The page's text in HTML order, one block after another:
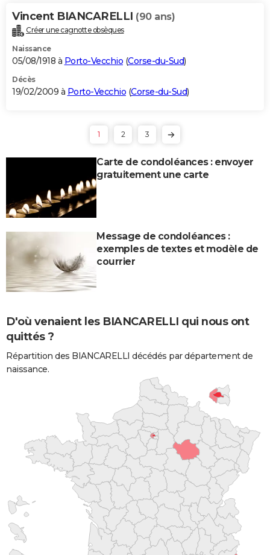
Vincent BIANCARELLI (90 ans)
Créer une cagnotte obsèques
Naissance
05/08/1918 à Porto-Vecchio (Corse-du-Sud)
Décès
19/02/2009 à Porto-Vecchio (Corse-du-Sud)
1 2 3
Carte de condoléances : envoyer
gratuitement une carte
Message de condoléances :
exemples de textes et modèle de
courrier
D'où venaient les BIANCARELLI qui nous ont
quittés ?
Répartition des BIANCARELLI décédés par département de
naissance.